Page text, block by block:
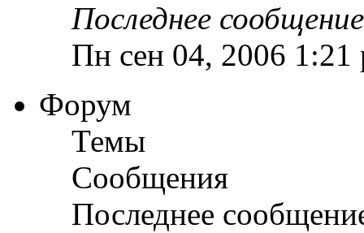
Последнее сообщение
Пн сен 04, 2006 1:21
Форум
Темы
Сообщения
Последнее